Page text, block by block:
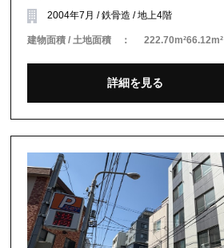
2004年7月 / 鉄骨造 / 地上4階
建物面積 / 土地面積 ： 222.70m²66.12m²
詳細を見る